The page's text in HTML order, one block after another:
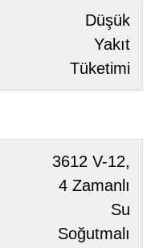
Düşük
Yakıt
Tüketimi
3612 V-12,
4 Zamanlı
Su
Soğutmalı